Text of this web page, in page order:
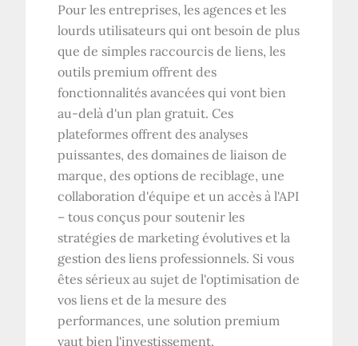
Pour les entreprises, les agences et les
lourds utilisateurs qui ont besoin de plus
que de simples raccourcis de liens, les
outils premium offrent des
fonctionnalités avancées qui vont bien
au-delà d'un plan gratuit. Ces
plateformes offrent des analyses
puissantes, des domaines de liaison de
marque, des options de reciblage, une
collaboration d'équipe et un accès à l'API
– tous conçus pour soutenir les
stratégies de marketing évolutives et la
gestion des liens professionnels. Si vous
êtes sérieux au sujet de l'optimisation de
vos liens et de la mesure des
performances, une solution premium
vaut bien l'investissement.